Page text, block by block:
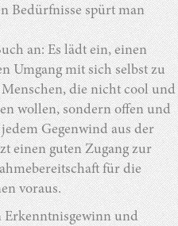
Bedürfnisse spürt man
an: Es lädt ein, einen
Umgang mit sich selbst zu
die nicht cool und
wollen, sondern offen und
Gegenwind aus der
einen guten Zugang zur
für die
voraus.
Erkenntnisgewinn und